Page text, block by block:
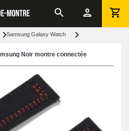
Samsung Galaxy Watch
Noir montre connectée